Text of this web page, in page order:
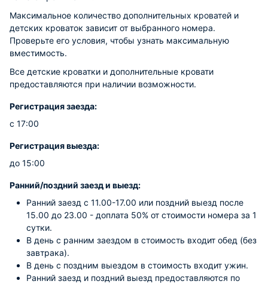
Максимальное количество дополнительных кроватей и
детских кроваток зависит от выбранного номера.
Проверьте его условия, чтобы узнать максимальную
вместимость.
Все детские кроватки и дополнительные кровати
предоставляются при наличии возможности.
Регистрация заезда:
с 17:00
Регистрация выезда:
до 15:00
Ранний/поздний заезд и выезд:
Ранний заезд с 11.00-17.00 или поздний выезд после
15.00 до 23.00 - доплата 50% от стоимости номера за 1
сутки.
В день с ранним заездом в стоимость входит обед (без
завтрака).
В день с поздним выездом в стоимость входит ужин.
Ранний заезд и поздний выезд предоставляются по